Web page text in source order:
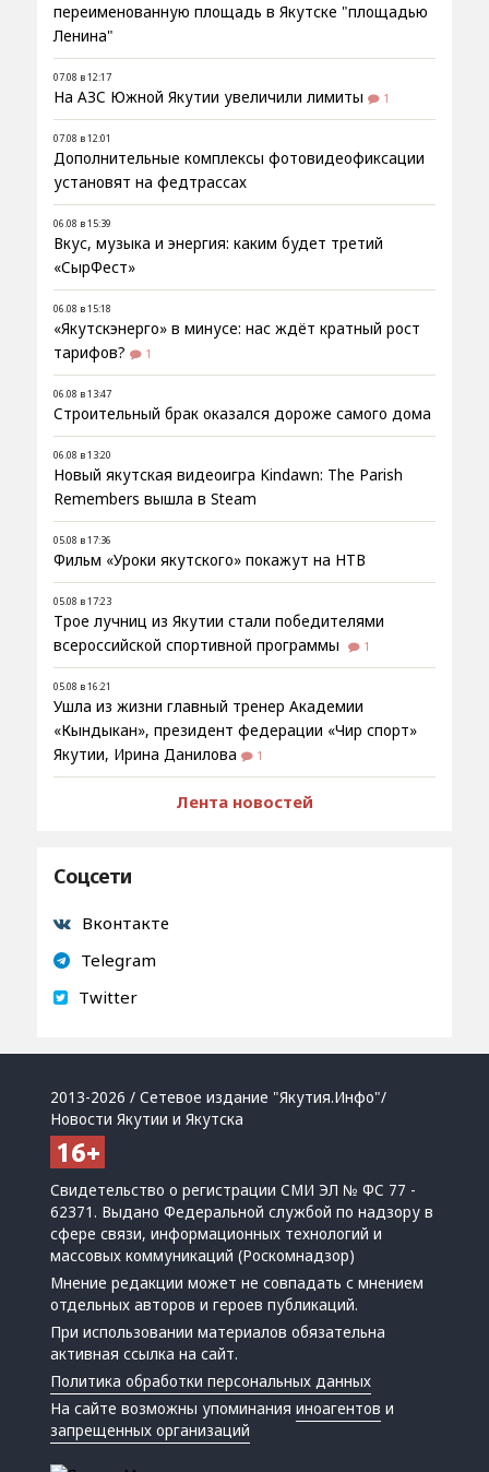
переименованную площадь в Якутске "площадью
Ленина"
07.08 в 12:17
На АЗС Южной Якутии увеличили лимиты 1
07.08 в 12:01
Дополнительные комплексы фотовидеофиксации
установят на федтрассах
06.08 в 15:39
Вкус, музыка и энергия: каким будет третий
«СырФест»
06.08 в 15:18
«Якутскэнерго» в минусе: нас ждёт кратный рост
тарифов?
1
06.08 в 13:47
Строительный брак оказался дороже самого дома
06.08 в 13:20
Новый якутская видеоигра Kindawn: The Parish
Remembers вышла в Steam
05.08 в 17:36
Фильм «Уроки якутского» покажут на НТВ
05.08 в 17:23
Трое лучниц из Якутии стали победителями
всероссийской спортивной программы
1
05.08 в 16:21
Ушла из жизни главный тренер Академии
«Кындыкан», президент федерации «Чир спорт»
Якутии, Ирина Данилова
1
Лента новостей
Соцсети
Вконтакте
Telegram
Twitter
2013-2026 / Сетевое издание "Якутия.Инфо"/
Новости Якутии и Якутска
Свидетельство о регистрации СМИ ЭЛ № ФС 77 -
62371. Выдано Федеральной службой по надзору в
сфере связи, информационных технологий и
массовых коммуникаций (Роскомнадзор)
Мнение редакции может не совпадать с мнением
отдельных авторов и героев публикаций.
При использовании материалов обязательна
активная ссылка на сайт.
Политика обработки персональных данных
На сайте возможны упоминанияиноагентов и
запрещенных организаций